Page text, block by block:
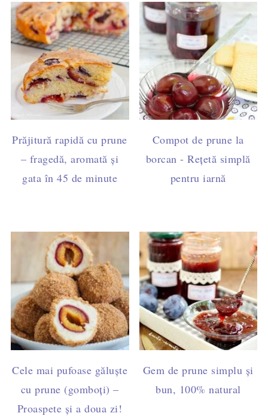
Prăjitură rapidă cu prune
– fragedă, aromată și
gata în 45 de minute
Compot de prune la
borcan - Rețetă simplă
pentru iarnă
Cele mai pufoase găluște
cu prune (gomboți) –
Proaspete și a doua zi!
Gem de prune simplu și
bun, 100% natural